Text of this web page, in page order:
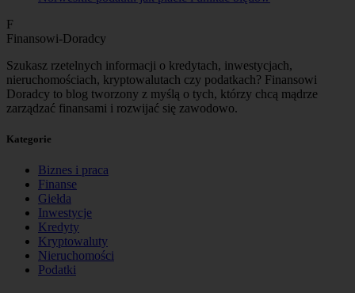
F
Finansowi-Doradcy
Szukasz rzetelnych informacji o kredytach, inwestycjach,
nieruchomościach, kryptowalutach czy podatkach? Finansowi
Doradcy to blog tworzony z myślą o tych, którzy chcą mądrze
zarządzać finansami i rozwijać się zawodowo.
Kategorie
Biznes i praca
Finanse
Giełda
Inwestycje
Kredyty
Kryptowaluty
Nieruchomości
Podatki